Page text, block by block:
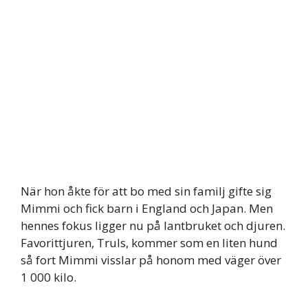
När hon åkte för att bo med sin familj gifte sig
Mimmi och fick barn i England och Japan. Men
hennes fokus ligger nu på lantbruket och djuren.
Favorittjuren, Truls, kommer som en liten hund
så fort Mimmi visslar på honom med väger över
1 000 kilo.